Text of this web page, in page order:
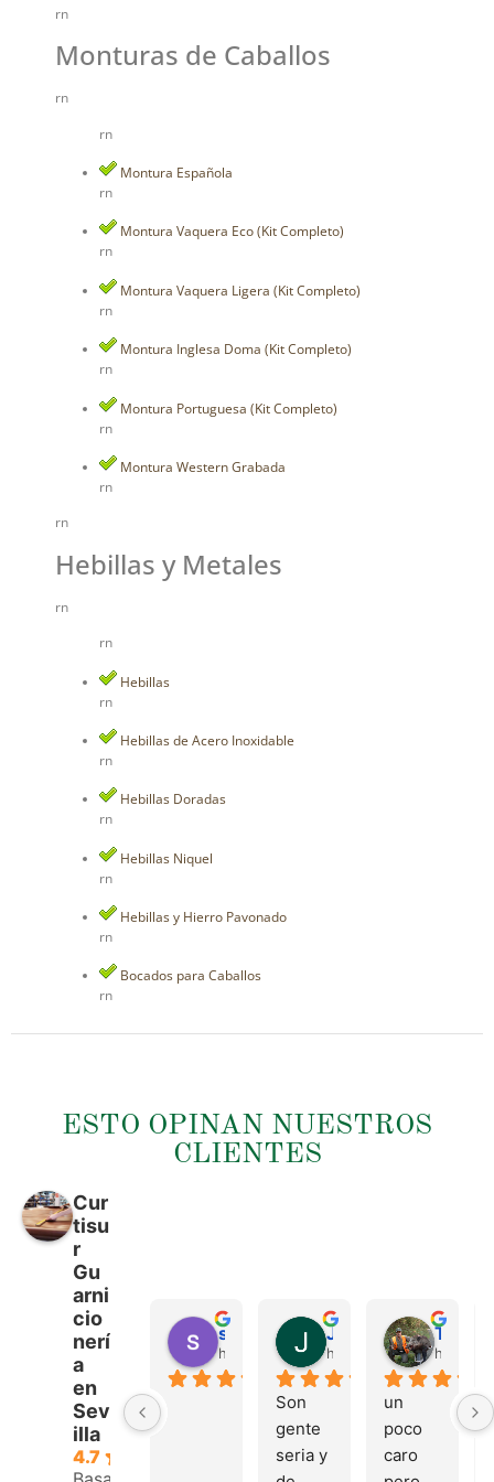
rn
Monturas de Caballos
rn
rn
Montura Española
rn
Montura Vaquera Eco (Kit Completo)
rn
Montura Vaquera Ligera (Kit Completo)
rn
Montura Inglesa Doma (Kit Completo)
rn
Montura Portuguesa (Kit Completo)
rn
Montura Western Grabada
rn
rn
Hebillas y Metales
rn
rn
Hebillas
rn
Hebillas de Acero Inoxidable
rn
Hebillas Doradas
rn
Hebillas Niquel
rn
Hebillas y Hierro Pavonado
rn
Bocados para Caballos
rn
ESTO OPINAN NUESTROS
CLIENTES
Cur
tisu
r
Gu
arni
cio
nerí
a
en
Sev
illa
4.7
hace 4 meses hace 4 meses
Son
gente
seria y
hace 4
un
poco
caro